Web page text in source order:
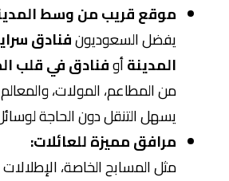
موقع قريب من وسط
يفضل السعوديونفنادق
المدينةأوفنادق في قلب
من المطاعم، المولات، والمعالم
يسهل التنقل دون الحاجة
مرافق مميزة للعائلات:
مثل المسابح الخاصة، الإطلالات